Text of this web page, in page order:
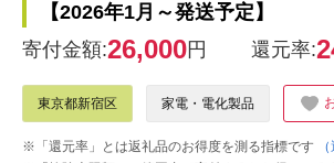
【2026年1月～発送予定】
寄付金額:26,000円 還元率:
東京都新宿区 家電・電化製品
※「還元率」とは返礼品のお得度を測る指標です